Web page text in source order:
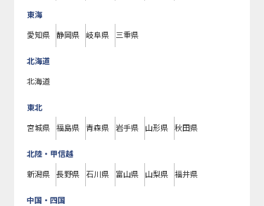
東海
愛知県 静岡県 岐阜県 三重県
北海道
北海道
東北
宮城県 福島県 青森県 岩手県 山形県 秋田県
北陸・甲信越
新潟県 長野県 石川県 富山県 山梨県 福井県
中国・四国